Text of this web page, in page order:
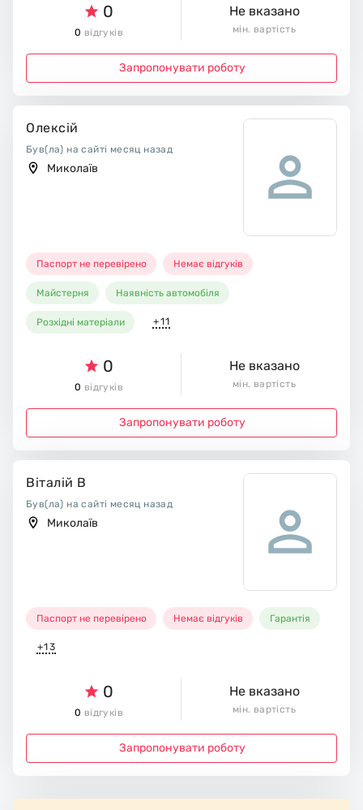
0
0 відгуків
Не вказано
мін. вартість
Запропонувати роботу
Олексій
Був(ла) на сайті месяц назад
Миколаїв
Паспорт не перевірено Немає відгуків
Майстерня Наявність автомобіля
Розхідні матеріали +11
0
0 відгуків
Не вказано
мін. вартість
Запропонувати роботу
Віталій В
Був(ла) на сайті месяц назад
Миколаїв
Паспорт не перевірено Немає відгуків Гарантія
+13
0
0 відгуків
Не вказано
мін. вартість
Запропонувати роботу